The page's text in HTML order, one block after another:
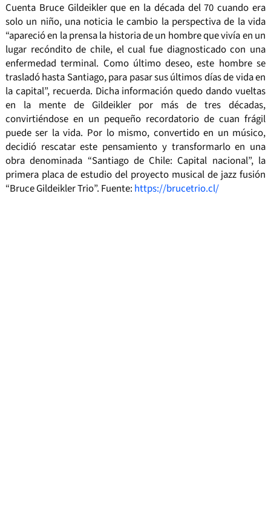
Cuenta Bruce Gildeikler que en la década del 70 cuando era
solo un niño, una noticia le cambio la perspectiva de la vida
“apareció en la prensa la historia de un hombre que vivía en un
lugar recóndito de chile, el cual fue diagnosticado con una
enfermedad terminal. Como último deseo, este hombre se
trasladó hasta Santiago, para pasar sus últimos días de vida en
la capital”, recuerda. Dicha información quedo dando vueltas
en la mente de Gildeikler por más de tres décadas,
convirtiéndose en un pequeño recordatorio de cuan frágil
puede ser la vida. Por lo mismo, convertido en un músico,
decidió rescatar este pensamiento y transformarlo en una
obra denominada “Santiago de Chile: Capital nacional”, la
primera placa de estudio del proyecto musical de jazz fusión
“Bruce Gildeikler Trio”. Fuente: https://brucetrio.cl/